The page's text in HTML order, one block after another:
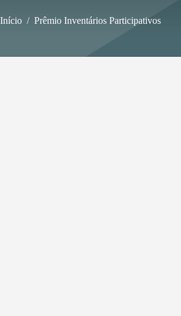
Início / Prêmio Inventários Participativos